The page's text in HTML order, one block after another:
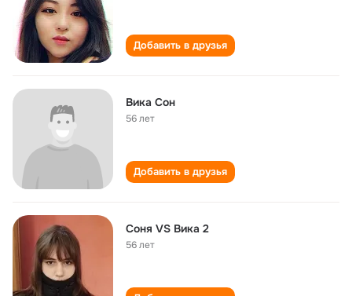
Добавить в друзья
Вика Сон
56 лет
Добавить в друзья
Соня VS Вика 2
56 лет